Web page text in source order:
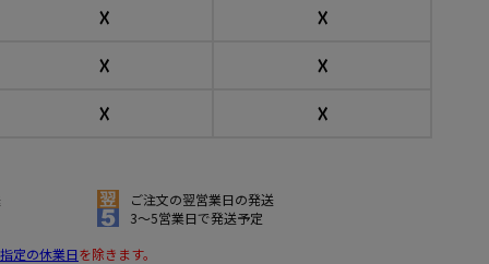
☓ ☓
☓ ☓
☓ ☓
ご注文の翌営業日の発送
3～5営業日で発送予定
定の休業日を除きます。